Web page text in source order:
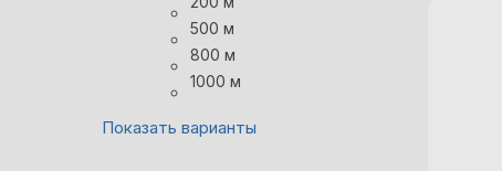
500 м
800 м
1000 м
Показать варианты